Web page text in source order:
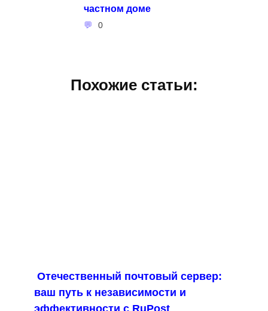
частном доме
0
Похожие статьи:
Отечественный почтовый сервер:
ваш путь к независимости и
эффективности с RuPost